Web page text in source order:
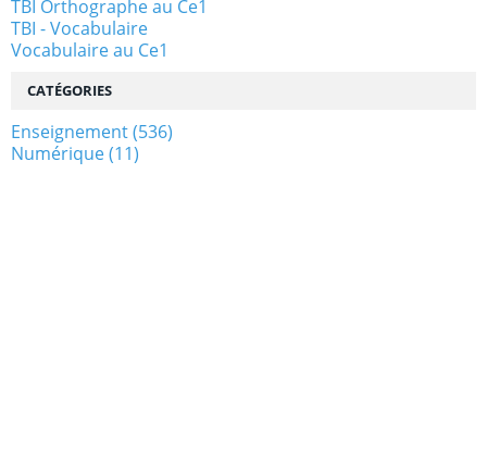
TBI Orthographe au Ce1
TBI - Vocabulaire
Vocabulaire au Ce1
CATÉGORIES
Enseignement(536)
Numérique(11)